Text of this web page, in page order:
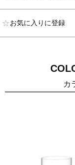
お気に入りに登録
カ